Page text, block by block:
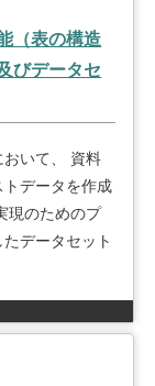
（表の構造
びデータセ
いて、 資料
データを作成
現のためのプ
データセット